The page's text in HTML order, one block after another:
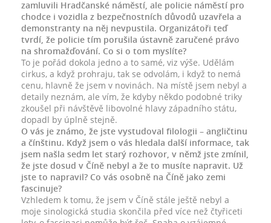
zamluvili Hradčanské náměstí, ale policie náměstí pro
chodce i vozidla z bezpečnostních důvodů uzavřela a
demonstranty na něj nevpustila. Organizátoři teď
tvrdí, že policie tím porušila ústavně zaručené právo
na shromažďování. Co si o tom myslíte?
To je pořád dokola jedno a to samé, viz výše. Udělám
cirkus, a když prohraju, tak se odvolám, i když to nemá
cenu, hlavně že jsem v novinách. Na místě jsem nebyl a
detaily neznám, ale vím, že kdyby někdo podobné triky
zkoušel při návštěvě libovolné hlavy západního státu,
dopadl by úplně stejně.
O vás je známo, že jste vystudoval filologii – angličtinu
a čínštinu. Když jsem o vás hledala další informace, tak
jsem našla sedm let starý rozhovor, v němž jste zmínil,
že jste dosud v Číně nebyl a že to musíte napravit. Už
jste to napravil? Co vás osobně na Číně jako zemi
fascinuje?
Vzhledem k tomu, že jsem v Číně stále ještě nebyl a
moje sinologická studia skončila před více než čtyřiceti